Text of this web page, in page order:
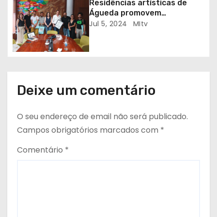
s
Residências artísticas de
Águeda promovem
intercâmbio cultural entre
Jul 5, 2024 MItv
Deixe um comentário
O seu endereço de email não será publicado.
Campos obrigatórios marcados com *
Comentário *